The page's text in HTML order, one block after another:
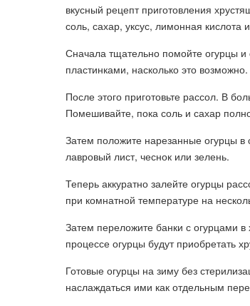
вкусный рецепт приготовления
соль, сахар, уксус, лимонная кислота
Сначала тщательно помойте огурцы и
пластинками, насколько это возможно.
После этого приготовьте рассол. В
Помешивайте, пока соль и сахар
Затем положите нарезанные огурцы в
лавровый лист, чеснок или зелень.
Теперь аккуратно залейте огурцы
при комнатной температуре на
Затем переложите банки с огурцами
процессе огурцы будут приобретать
Готовые огурцы на зиму без
наслаждаться ими как отдельным